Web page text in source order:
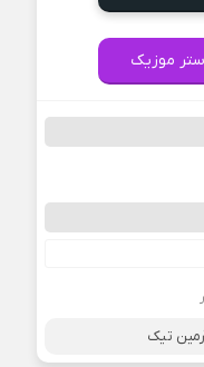
موزیک
تیک